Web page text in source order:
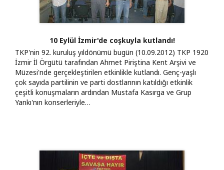
10 Eylül İzmir'de coşkuyla kutlandı!
TKP'nin 92. kuruluş yıldönümü bugün (10.09.2012) TKP 1920
İzmir İl Örgütü tarafından Ahmet Piriştina Kent Arşivi ve
Müzesi'nde gerçekleştirilen etkinlikle kutlandı. Genç-yaşlı
çok sayıda partilinin ve parti dostlarının katıldığı etkinlik
çeşitli konuşmaların ardından Mustafa Kasırga ve Grup
Yankı'nın konserleriyle…